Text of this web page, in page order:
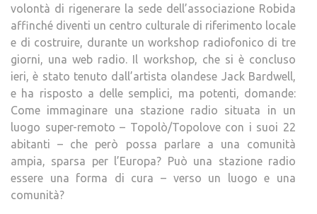
volontà di rigenerare la sede dell’associazione Robida
affinché diventi un centro culturale di riferimento locale
e di costruire, durante un workshop radiofonico di tre
giorni, una web radio. Il workshop, che si è concluso
ieri, è stato tenuto dall’artista olandese Jack Bardwell,
e ha risposto a delle semplici, ma potenti, domande:
Come immaginare una stazione radio situata in un
luogo super-remoto – Topolò/Topolove con i suoi 22
abitanti – che però possa parlare a una comunità
ampia, sparsa per l’Europa? Può una stazione radio
essere una forma di cura – verso un luogo e una
comunità?